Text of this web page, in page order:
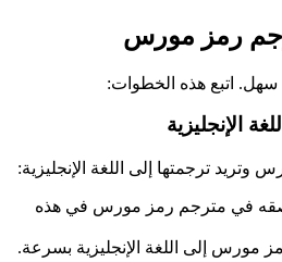
رمز مورس
اتبع هذه الخطوات:
الإنجليزية
وتريد ترجمتها إلى اللغة الإنجليزية:
في مترجم رمز مورس في هذه
مورس إلى اللغة الإنجليزية بسرعة.